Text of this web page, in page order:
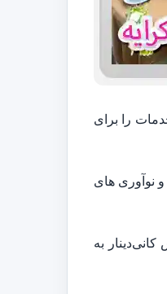
را برای
نوآوری های
کانی‌دینار به